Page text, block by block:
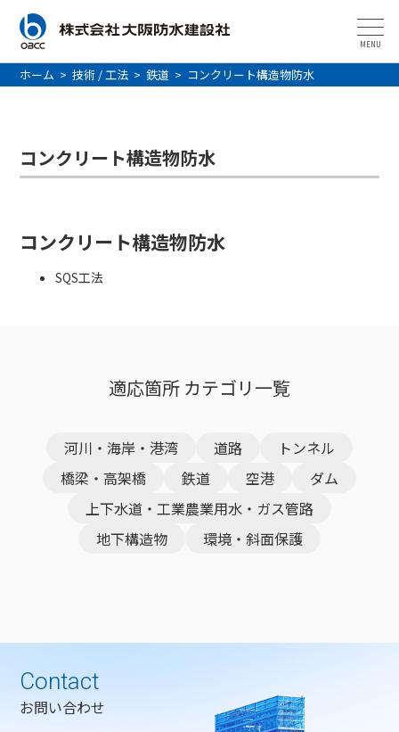
MENU
ホーム >技術 / 工法 >鉄道 > コンクリート構造物防水
コンクリート構造物防水
コンクリート構造物防水
SQS工法
適応箇所 カテゴリ一覧
河川・海岸・港湾 道路
トンネル
橋梁・高架橋
鉄道 空港
ダム
上下水道・工業農業用水・ガス管路
地下構造物
環境・斜面保護
Contact
お問い合わせ